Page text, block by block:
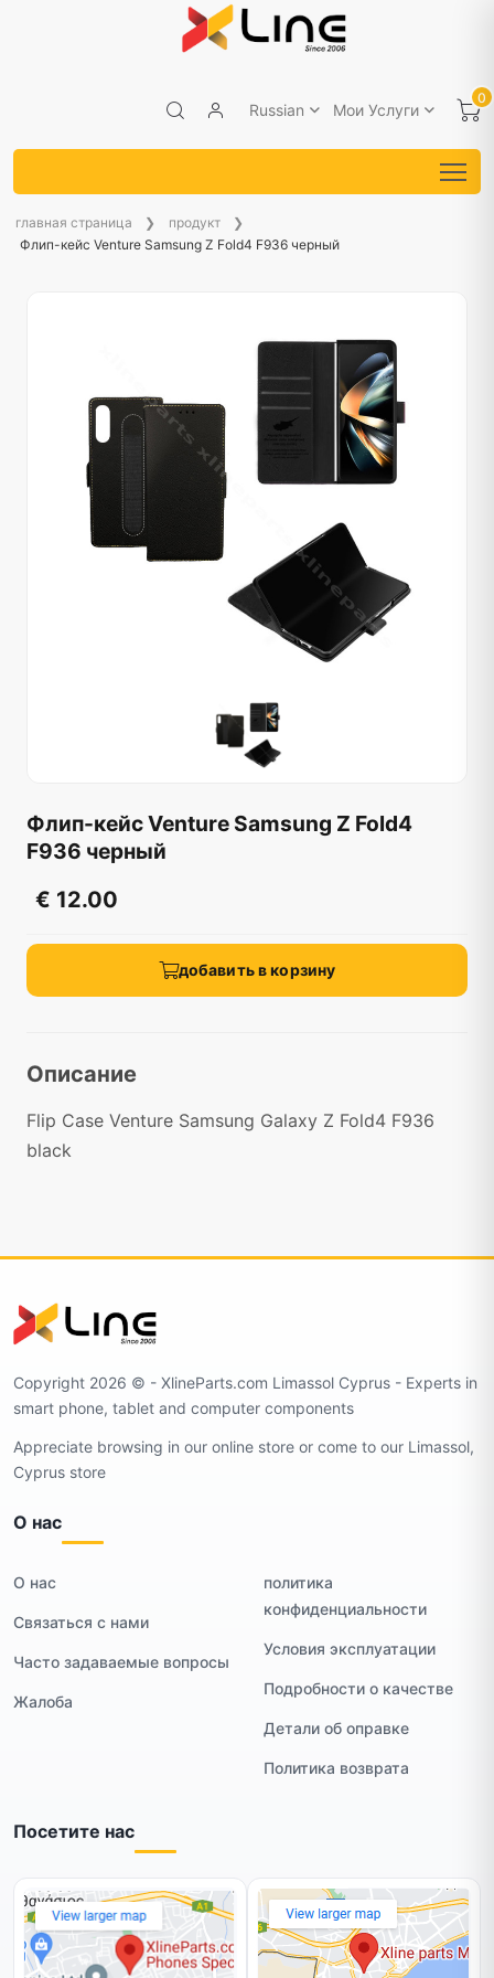
Russian Мои Услуги
0
главная страница
продукт
Флип-кейс Venture Samsung Z Fold4 F936 черный
Флип-кейс Venture Samsung Z Fold4
F936 черный
€ 12.00
добавить в корзину
Описание
Flip Case Venture Samsung Galaxy Z Fold4 F936
black
Copyright 2026 ©️ - XlineParts.com Limassol Cyprus - Experts in
smart phone, tablet and computer components
Appreciate browsing in our online store or come to our Limassol,
Cyprus store
О нас
О нас
Связаться с нами
Часто задаваемые вопросы
Жалоба
политика
конфиденциальности
Условия эксплуатации
Подробности о качестве
Детали об оправке
Политика возврата
Посетите нас